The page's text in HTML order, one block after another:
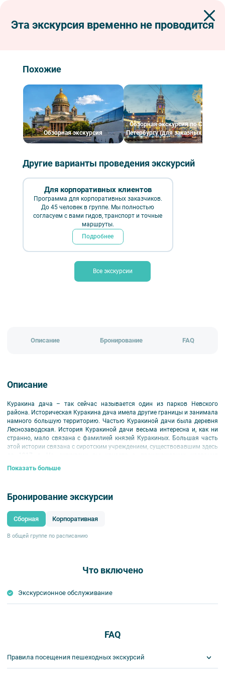
Куракина дача – фото №1 – Фотобанк Лори/ Сергей Афанасьев
пешеходные обзорные
Эта экскурсия временно не проводится
Похожие
Обзорная экскурсия
Обзорная экскурсия по Санкт-
Петербургу (для заказных групп)
Другие варианты проведения экскурсий
Для корпоративных клиентов
Программа для корпоративных заказчиков.
До 45 человек в группе. Мы полностью
согласуем с вами гидов, транспорт и точные
маршруты.
Подробнее
Все экскурсии
Описание Бронирование FAQ
Описание
Куракина дача – так сейчас называется один из парков Невского
района. Историческая Куракина дача имела другие границы и занимала
намного большую территорию. Частью Куракиной дачи была деревня
Леснозаводская. История Куракиной дачи весьма интересна и, как ни
странно, мало связана с фамилией князей Куракиных. Большая часть
этой истории связана с сиротским учреждением, существовавшим здесь
исторической местности.
Показать больше
Бронирование экскурсии
Сборная Корпоративная
В общей группе по расписанию
Что включено
Экскурсионное обслуживание
FAQ
Правила посещения пешеходных экскурсий